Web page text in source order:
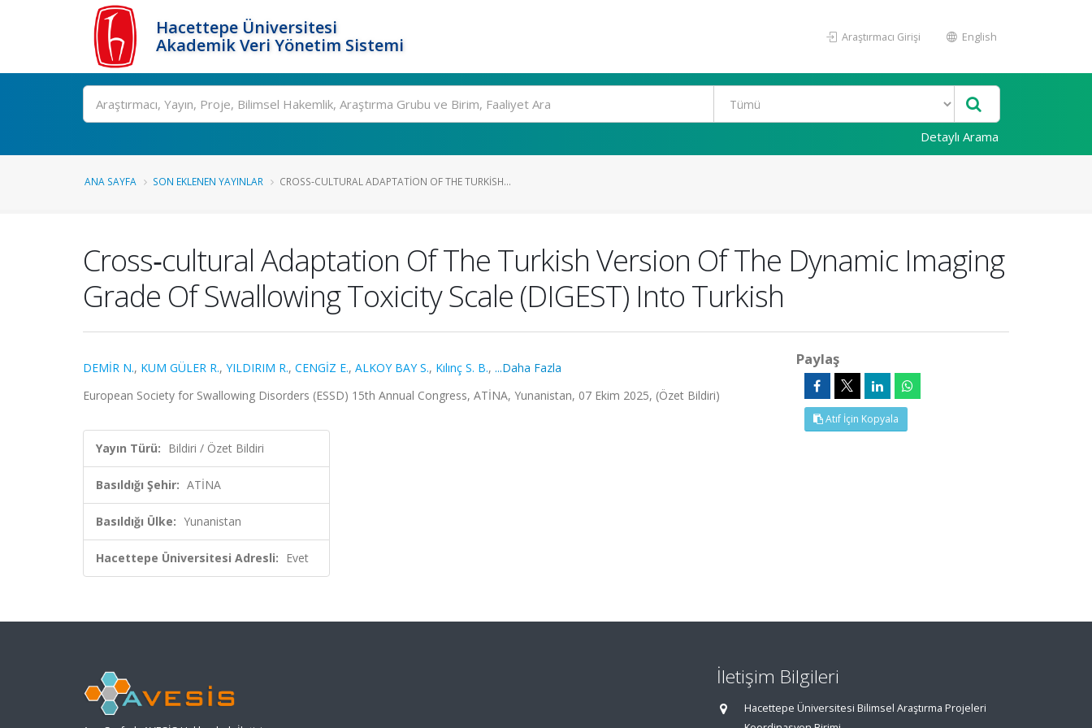
Hacettepe Üniversitesi
Akademik Veri Yönetim Sistemi
Araştırmacı Girişi English
Ara
Detaylı Arama
ANA SAYFA SON EKLENEN YAYINLAR CROSS‑CULTURAL ADAPTATION OF THE TURKISH...
Cross‑cultural Adaptation Of The Turkish Version Of The Dynamic Imaging
Grade Of Swallowing Toxicity Scale (DIGEST) Into Turkish
DEMİR N., KUM GÜLER R., YILDIRIM R., CENGİZ E., ALKOY BAY S., Kılınç S. B., ...Daha Fazla
European Society for Swallowing Disorders (ESSD) 15th Annual Congress, ATİNA, Yunanistan, 07 Ekim 2025, (Özet Bildiri)
Yayın Türü: Bildiri / Özet Bildiri
Basıldığı Şehir: ATİNA
Basıldığı Ülke: Yunanistan
Hacettepe Üniversitesi Adresli: Evet
Paylaş
Atıf İçin Kopyala
İletişim Bilgileri
Hacettepe Üniversitesi Bilimsel Araştırma Projeleri